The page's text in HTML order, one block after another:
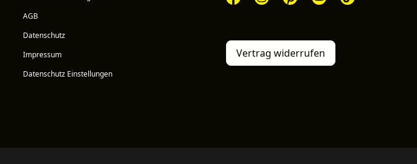
AGB
Datenschutz
Impressum
Datenschutz Einstellungen
Vertrag widerrufen